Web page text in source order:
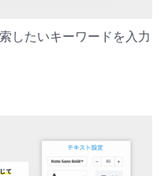
したいキーワードを入力